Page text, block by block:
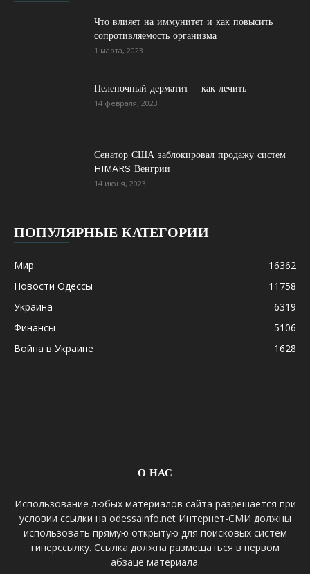
Что влияет на иммунитет и как повысить
сопротивляемость организма
1 марта, 2023
Пеленочный дерматит – как лечить
14 февраля, 2023
Сенатор США заблокировал продажу систем
HIMARS Венгрии
14 июня, 2023
ПОПУЛЯРНЫЕ КАТЕГОРИИ
Мир
16362
Новости Одессы
11758
Украина
6319
Финансы
5106
Война в Украине
1628
О НАС
Использование любых материалов сайта разрешается при
условии ссылки на odessainfo.net Интернет-СМИ должны
использовать прямую открытую для поисковых систем
гиперссылку. Ссылка должна размещаться в первом
абзаце материала.